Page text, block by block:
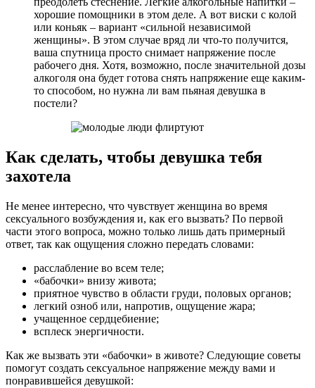
хорошие помощники в этом деле. А вот виски с колой
или коньяк – вариант «сильной независимой
женщины». В этом случае вряд ли что-то получится,
ваша спутница просто снимает напряжение после
рабочего дня. Хотя, возможно, после значительной дозы
алкоголя она будет готова снять напряжение еще каким-
то способом, но нужна ли вам пьяная девушка в
постели?
Как сделать, чтобы девушка тебя
захотела
Не менее интересно, что чувствует женщина во время
сексуального возбуждения и, как его вызвать? По первой
части этого вопроса, можно только лишь дать примерный
ответ, так как ощущения сложно передать словами:
расслабление во всем теле;
«бабочки» внизу живота;
приятное чувство в области груди, половых органов;
легкий озноб или, напротив, ощущение жара;
учащенное сердцебиение;
всплеск энергичности.
Как же вызвать эти «бабочки» в животе? Следующие советы
помогут создать сексуальное напряжение между вами и
понравившейся девушкой: